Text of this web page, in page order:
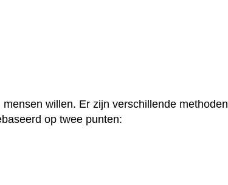
willen. Er zijn verschillende methoden
op twee punten: